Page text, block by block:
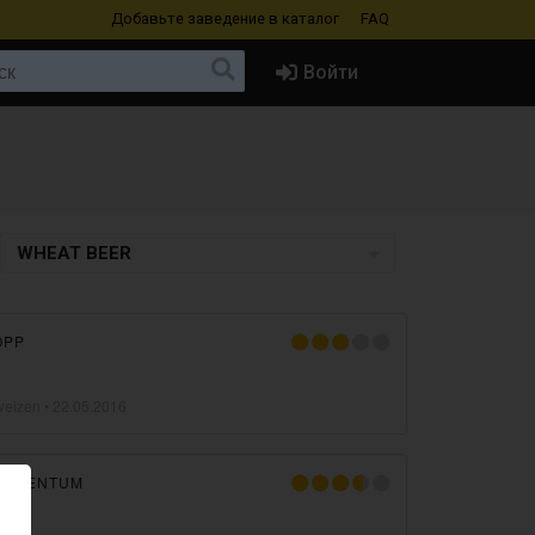
Добавьте заведение в каталог FAQ
Войти
WHEAT BEER